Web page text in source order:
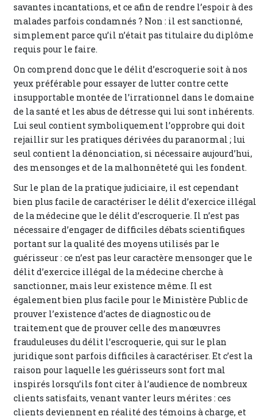
savantes incantations, et ce afin de rendre l’espoir à des
malades parfois condamnés ? Non : il est sanctionné,
simplement parce qu’il n’était pas titulaire du diplôme
requis pour le faire.
On comprend donc que le délit d’escroquerie soit à nos
yeux préférable pour essayer de lutter contre cette
insupportable montée de l’irrationnel dans le domaine
de la santé et les abus de détresse qui lui sont inhérents.
Lui seul contient symboliquement l’opprobre qui doit
rejaillir sur les pratiques dérivées du paranormal ; lui
seul contient la dénonciation, si nécessaire aujourd’hui,
des mensonges et de la malhonnêteté qui les fondent.
Sur le plan de la pratique judiciaire, il est cependant
bien plus facile de caractériser le délit d’exercice illégal
de la médecine que le délit d’escroquerie. Il n’est pas
nécessaire d’engager de difficiles débats scientifiques
portant sur la qualité des moyens utilisés par le
guérisseur : ce n’est pas leur caractère mensonger que le
délit d’exercice illégal de la médecine cherche à
sanctionner, mais leur existence même. Il est
également bien plus facile pour le Ministère Public de
prouver l’existence d’actes de diagnostic ou de
traitement que de prouver celle des manœuvres
frauduleuses du délit l’escroquerie, qui sur le plan
juridique sont parfois difficiles à caractériser. Et c’est la
raison pour laquelle les guérisseurs sont fort mal
inspirés lorsqu’ils font citer à l’audience de nombreux
clients satisfaits, venant vanter leurs mérites : ces
clients deviennent en réalité des témoins à charge, et